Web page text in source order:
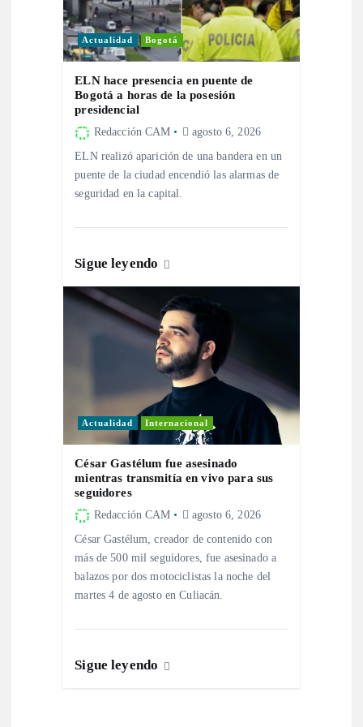
Actualidad Bogotá
ELN hace presencia en puente de
Bogotá a horas de la posesión
presidencial
Redacción CAM agosto 6, 2026
ELN realizó aparición de una bandera en un
puente de la ciudad encendió las alarmas de
seguridad en la capital.
Sigue leyendo
Actualidad Internacional
César Gastélum fue asesinado
mientras transmitía en vivo para sus
seguidores
Redacción CAM agosto 6, 2026
César Gastélum, creador de contenido con
más de 500 mil seguidores, fue asesinado a
balazos por dos motociclistas la noche del
martes 4 de agosto en Culiacán.
Sigue leyendo